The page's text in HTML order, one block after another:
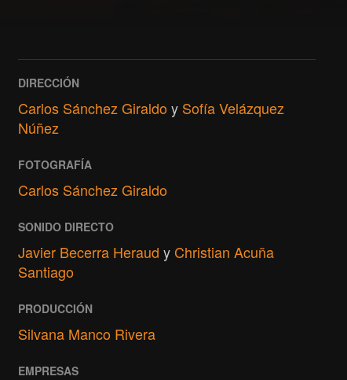
DIRECCIÓN
Carlos Sánchez Giraldoy Sofía Velázquez
Núñez
FOTOGRAFÍA
Carlos Sánchez Giraldo
SONIDO DIRECTO
Javier Becerra Heraud y Christian Acuña
Santiago
PRODUCCIÓN
Silvana Manco Rivera
EMPRESAS